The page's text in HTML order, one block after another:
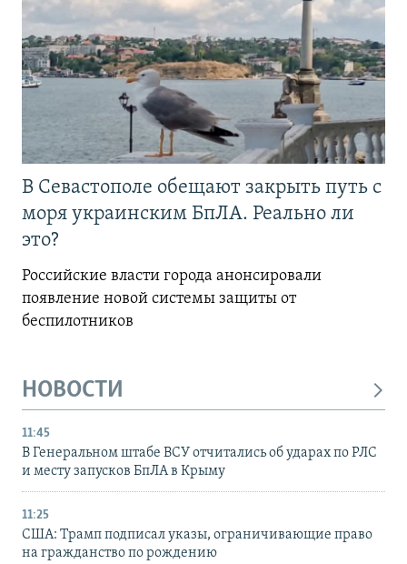
В Севастополе обещают закрыть путь с
моря украинским БпЛА. Реально ли
это?
Российские власти города анонсировали
появление новой системы защиты от
беспилотников
НОВОСТИ
11:45
В Генеральном штабе ВСУ отчитались об ударах по РЛС
и месту запусков БпЛА в Крыму
11:25
США: Трамп подписал указы, ограничивающие право
на гражданство по рождению